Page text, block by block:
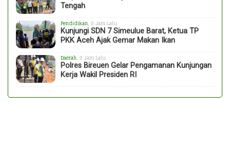
Tengah
Pendidikan , 9 Jam Lalu
Kunjungi SDN 7 Simeulue Barat, Ketua TP
PKK Aceh Ajak Gemar Makan Ikan
Daerah , 9 Jam Lalu
Polres Bireuen Gelar Pengamanan Kunjungan
Kerja Wakil Presiden RI